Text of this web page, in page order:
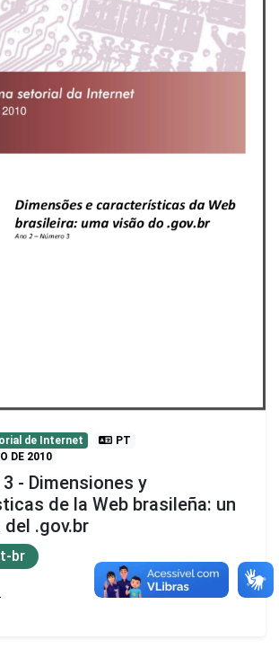
de Internet
PT
DE 2010
- Dimensiones y
de la Web brasileña: un
.gov.br
br